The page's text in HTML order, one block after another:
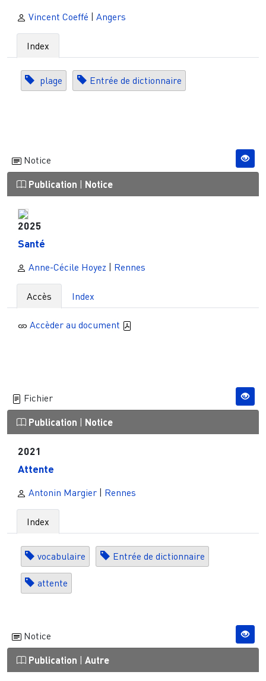
Vincent Coeffé | Angers
Index
plage Entrée de dictionnaire
Notice
Publication Notice
2025
Santé
Anne-Cécile Hoyez Rennes
Accès Index
Accèder au document
Fichier
Publication Notice
2021
Attente
Antonin Margier | Rennes
Index
vocabulaire Entrée de dictionnaire
attente
Notice
Publication Autre